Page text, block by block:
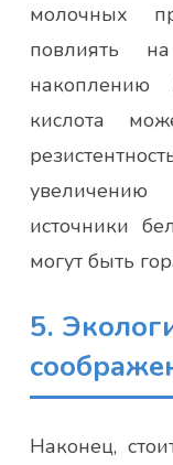
молочных
повлиять
кислота
источники
могут быть
5.
Наконец,